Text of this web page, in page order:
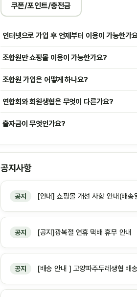
쿠폰/포인트/충전금
인터넷으로 가입 후 언제부터 이용이 가능한가
조합원만 쇼핑몰 이용이 가능한가요?
조합원 가입은 어떻게 하나요?
연합회와 회원생협은 무엇이 다른가요?
출자금이 무엇인가요?
공지사항
공지 [안내] 쇼핑몰 개선 사항 안내(배송
공지 [공지]광복절 연휴 택배 휴무 안내
공지 [배송 안내 ] 고양파주두레생협 배